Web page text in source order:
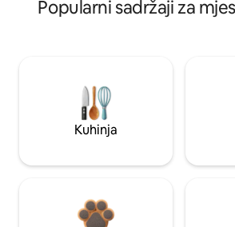
Popularni sadržaji za
Kuhinja